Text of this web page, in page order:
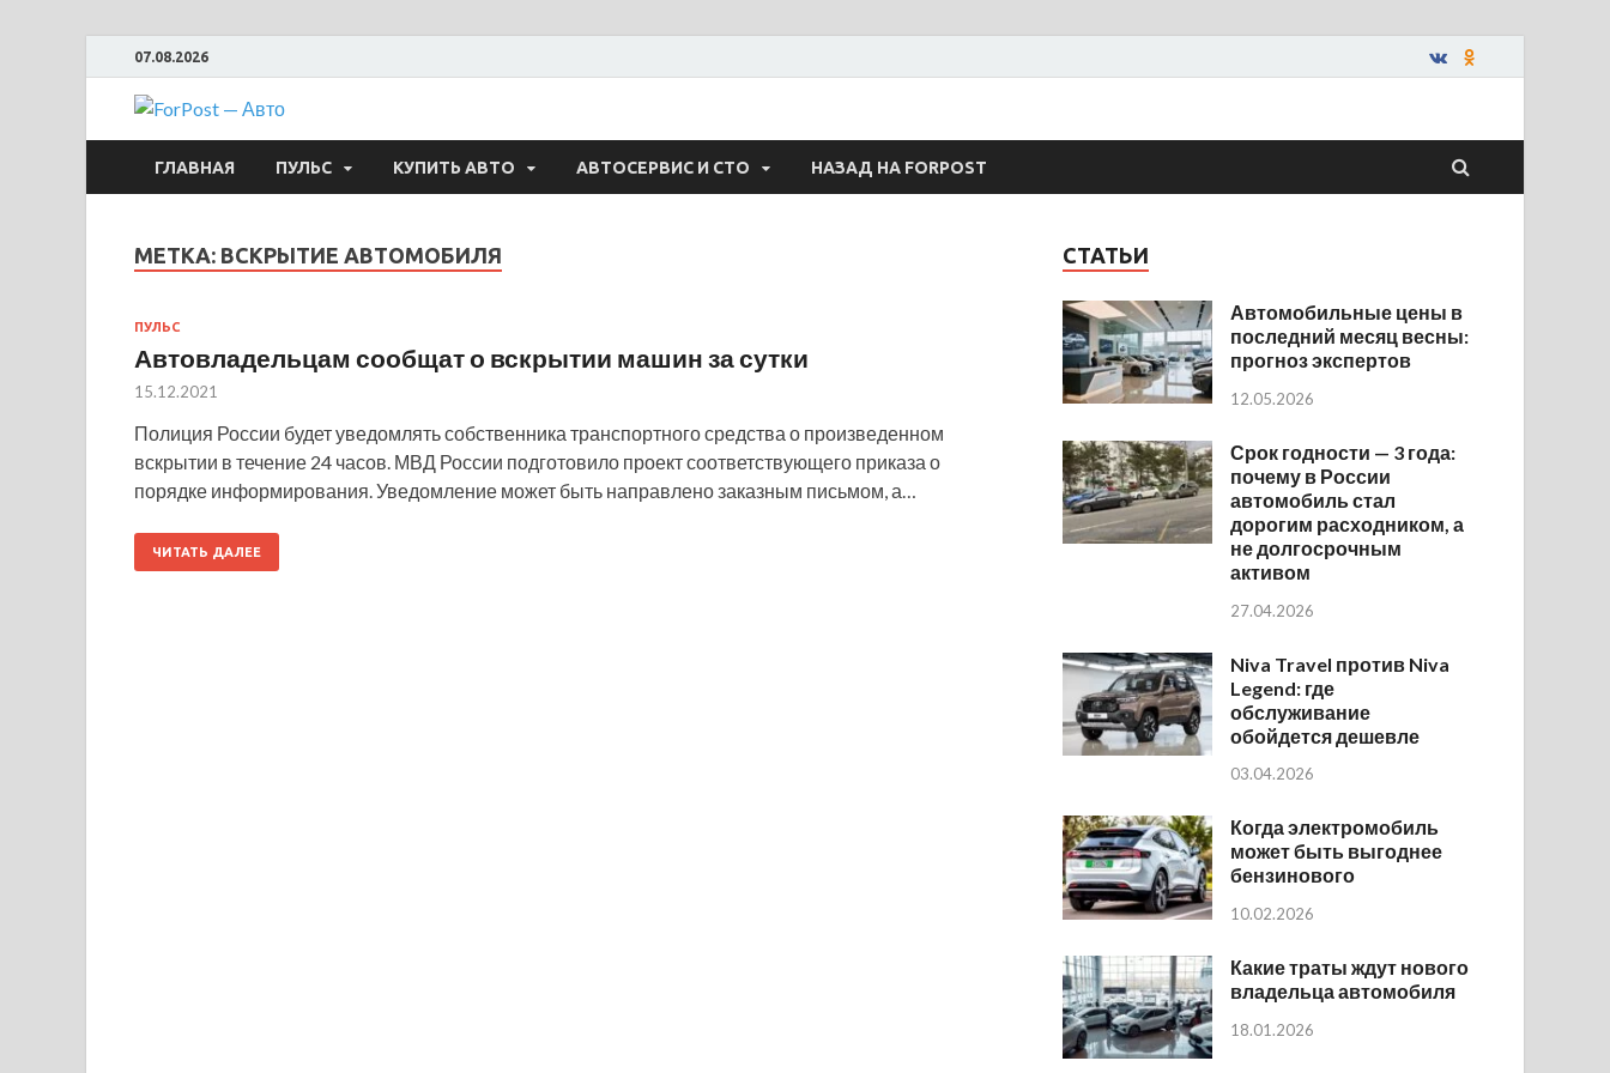
07.08.2026
ForPost — Авто
ГЛАВНАЯ ПУЛЬС КУПИТЬ АВТО АВТОСЕРВИС И СТО НАЗАД НА FORPOST
МЕТКА: ВСКРЫТИЕ АВТОМОБИЛЯ
ПУЛЬС
Автовладельцам сообщат о вскрытии машин за сутки
15.12.2021
Полиция России будет уведомлять собственника транспортного средства о произведенном
вскрытии в течение 24 часов. МВД России подготовило проект соответствующего приказа о
порядке информирования. Уведомление может быть направлено заказным письмом, а…
ЧИТАТЬ ДАЛЕЕ
СТАТЬИ
Автомобильные цены в
последний месяц весны:
прогноз экспертов
12.05.2026
Срок годности — 3 года:
почему в России
автомобиль стал
дорогим расходником, а
не долгосрочным
активом
27.04.2026
Niva Travel против Niva
Legend: где
обслуживание
обойдется дешевле
03.04.2026
Когда электромобиль
может быть выгоднее
бензинового
10.02.2026
Какие траты ждут нового
владельца автомобиля
18.01.2026